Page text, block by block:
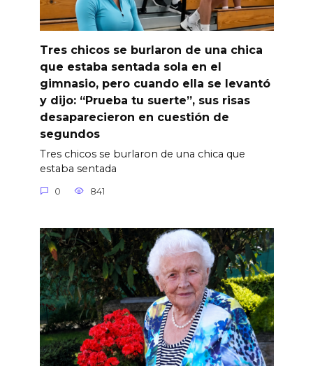
Tres chicos se burlaron de una chica
que estaba sentada sola en el
gimnasio, pero cuando ella se levantó
y dijo: “Prueba tu suerte”, sus risas
desaparecieron en cuestión de
segundos
Tres chicos se burlaron de una chica que
estaba sentada
0 841